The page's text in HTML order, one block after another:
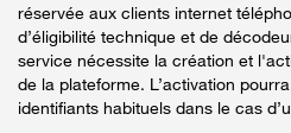
réservée aux clients internet
d’éligibilité technique et de
service nécessite la création et
de la plateforme. L’activation
identifiants habituels dans le cas